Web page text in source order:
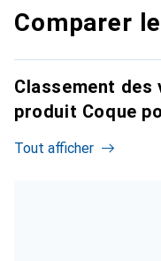
Comparer
Classement des
produit Coque
Tout afficher